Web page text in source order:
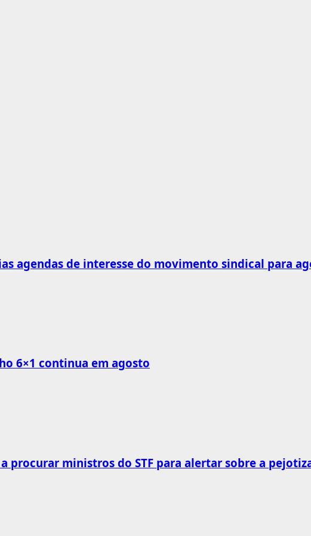
agendas de interesse do movimento sindical para
6×1 continua em agosto
procurar ministros do STF para alertar sobre a